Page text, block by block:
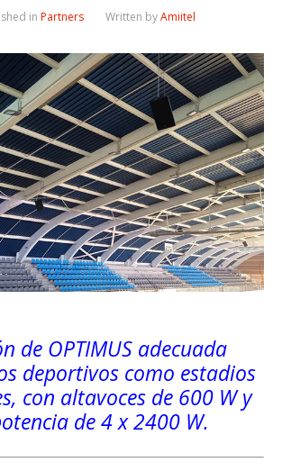
in Partners Written byAmiitel
de OPTIMUS adecuada
deportivos como estadios
con altavoces de 600 W y
de 4 x 2400 W.